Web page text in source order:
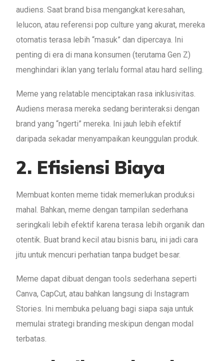
audiens. Saat brand bisa mengangkat keresahan,
lelucon, atau referensi pop culture yang akurat, mereka
otomatis terasa lebih “masuk” dan dipercaya. Ini
penting di era di mana konsumen (terutama Gen Z)
menghindari iklan yang terlalu formal atau hard selling.
Meme yang relatable menciptakan rasa inklusivitas.
Audiens merasa mereka sedang berinteraksi dengan
brand yang “ngerti” mereka. Ini jauh lebih efektif
daripada sekadar menyampaikan keunggulan produk.
2. Efisiensi Biaya
Membuat konten meme tidak memerlukan produksi
mahal. Bahkan, meme dengan tampilan sederhana
seringkali lebih efektif karena terasa lebih organik dan
otentik. Buat brand kecil atau bisnis baru, ini jadi cara
jitu untuk mencuri perhatian tanpa budget besar.
Meme dapat dibuat dengan tools sederhana seperti
Canva, CapCut, atau bahkan langsung di Instagram
Stories. Ini membuka peluang bagi siapa saja untuk
memulai strategi branding meskipun dengan modal
terbatas.